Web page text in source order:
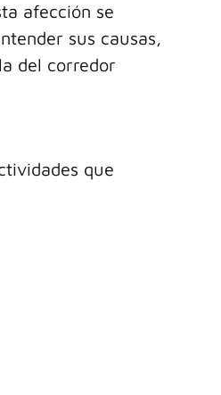
afección se
sus causas,
del corredor
que